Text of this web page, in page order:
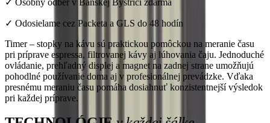
✓ Odosielame cez Packeta a GLS do 48 hodín
Timer – stopky na kávu sú praktickou pomôckou na meranie času
pri príprave espressa, filtrovanej kávy aj lúhovania čaju. Jednoduché
ovládanie, prehľadný displej a magnet na zadnej strane umožňujú
pohodlné používanie doma aj v profesionálnej prevádzke. Vďaka
presnému meraniu času pomáha dosiahnuť konzistentnejší výsledok
pri každej príprave.